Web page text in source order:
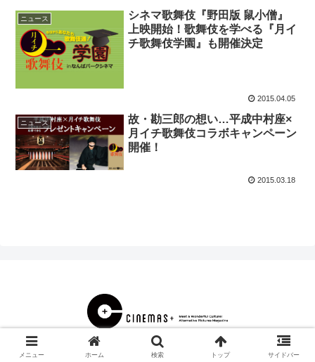
ニュース
シネマ歌舞伎『野田版 鼠小僧』
上映開始！歌舞伎を学べる『月イ
チ歌舞伎学園』も開催決定
2015.04.05
ニュース
故・勘三郎の想い…平成中村座×
月イチ歌舞伎コラボキャンペーン
開催！
2015.03.18
© 2000 CINEMAS＋.
メニュー ホーム 検索 トップ サイドバー